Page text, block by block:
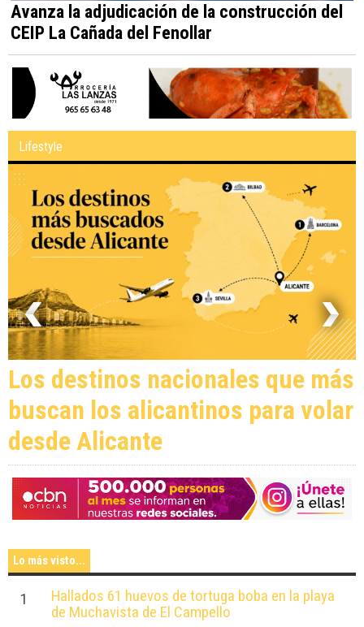
Avanza la adjudicación de la construcción del
CEIP La Cañada del Fenollar
Lifestyle
Los destinos nacionales que más
buscan los alicantinos para volar
desde Alicante
Lo más visto...
1
Hallados 61 huevos de tortuga boba en la playa
de Muchavista de El Campello